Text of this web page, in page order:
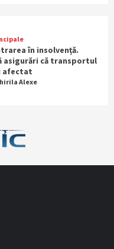
în insolvență.
asigurări că transportul
afectat
Alexe